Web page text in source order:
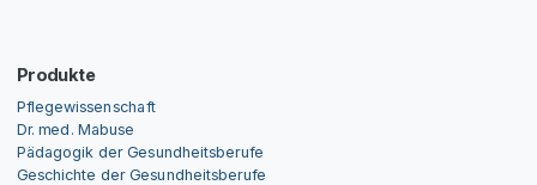
Produkte
Pflegewissenschaft
Dr. med. Mabuse
Pädagogik der Gesundheitsberufe
Geschichte der Gesundheitsberufe